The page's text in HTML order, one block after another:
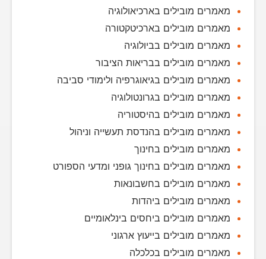
מאמרים מובילים בארכיאולוגיה
מאמרים מובילים בארכיטקטורה
מאמרים מובילים בביולוגיה
מאמרים מובילים בבריאות הציבור
מאמרים מובילים בגיאוגרפיה ולימודי סביבה
מאמרים מובילים בגרונטולוגיה
מאמרים מובילים בהיסטוריה
מאמרים מובילים בהנדסת תעשייה וניהול
מאמרים מובילים בחינוך
מאמרים מובילים בחינוך גופני ומדעי הספורט
מאמרים מובילים בחשבונאות
מאמרים מובילים ביהדות
מאמרים מובילים ביחסים בינלאומיים
מאמרים מובילים בייעוץ ארגוני
מאמרים מובילים בכלכלה